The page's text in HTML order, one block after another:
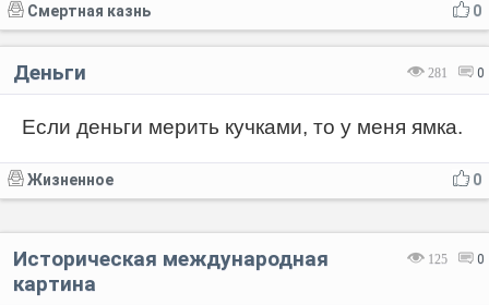
0
Смертная казнь
281 0
Деньги
Если деньги мерить кучками, то у меня ямка.
0
Жизненное
125 0
Историческая международная
картина